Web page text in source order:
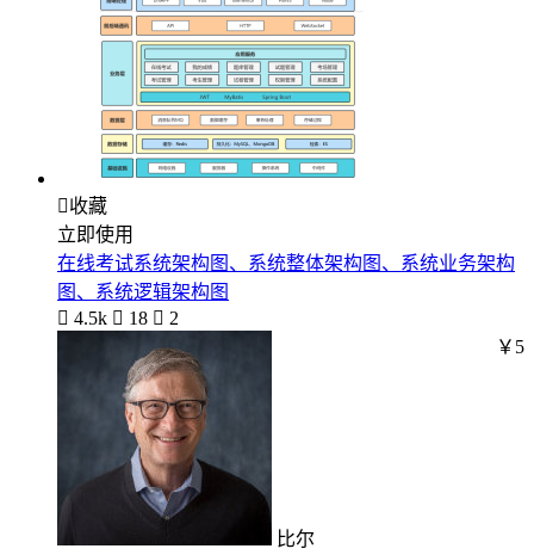
收藏
立即使用
在线考试系统架构图、系统整体架构图、系统业务架构
图、系统逻辑架构图
 4.5k  18  2
比尔
￥5